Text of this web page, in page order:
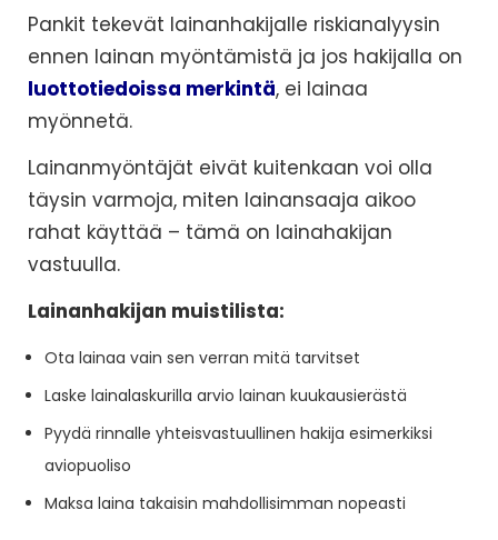
Pankit tekevät lainanhakijalle riskianalyysin
ennen lainan myöntämistä ja jos hakijalla on
luottotiedoissa merkintä, ei lainaa
myönnetä.
Lainanmyöntäjät eivät kuitenkaan voi olla
täysin varmoja, miten lainansaaja aikoo
rahat käyttää – tämä on lainahakijan
vastuulla.
Lainanhakijan muistilista:
Ota lainaa vain sen verran mitä tarvitset
Laske lainalaskurilla arvio lainan kuukausierästä
Pyydä rinnalle yhteisvastuullinen hakija esimerkiksi
aviopuoliso
Maksa laina takaisin mahdollisimman nopeasti